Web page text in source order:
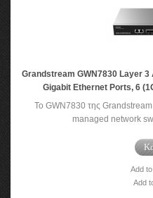
Grandstream GWN7830 Layer
Gigabit Ethernet Ports, 6
Το GWN7830 της
managed network
Add
Add